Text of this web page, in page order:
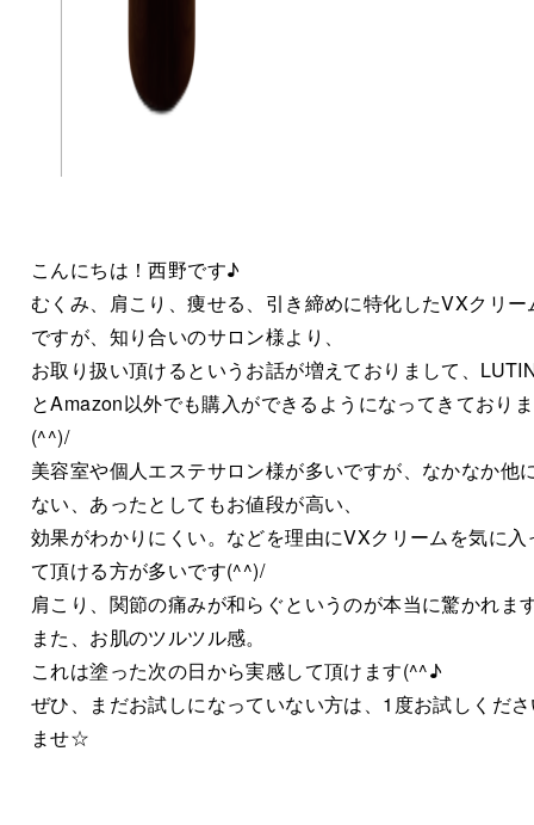
こんにちは！西野です♪
むくみ、肩こり、痩せる、引き締めに特化したVXクリー
ですが、知り合いのサロン様より、
お取り扱い頂けるというお話が増えておりまして、
とAmazon以外でも購入ができるようになってきており
(^^)/
美容室や個人エステサロン様が多いですが、なかなか他
ない、あったとしてもお値段が高い、
効果がわかりにくい。などを理由にVXクリームを気に入
て頂ける方が多いです(^^)/
肩こり、関節の痛みが和らぐというのが本当に驚かれま
また、お肌のツルツル感。
これは塗った次の日から実感して頂けます(^^♪
ぜひ、まだお試しになっていない方は、1度お試しくだ
ませ☆